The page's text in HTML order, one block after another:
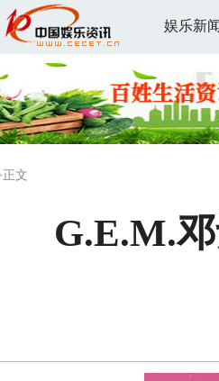
娱乐新闻
文
G.E.M.